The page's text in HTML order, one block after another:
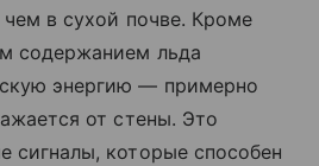
в сухой почве. Кроме
содержанием льда
энергию — примерно
от стены. Это
сигналы, которые способен